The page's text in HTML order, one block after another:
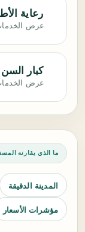
رعاية
عرض
كبار السن
عرض
ما الذي يقارنه
المدينة الدقيقة
مؤشرات الأسعار